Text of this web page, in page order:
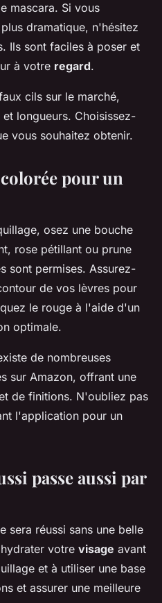
mascara. Si vous
dramatique, n'hésitez
Ils sont faciles à poser et
à votre regard.
cils sur le marché,
longueurs. Choisissez-
vous souhaitez obtenir.
pour un
osez une bouche
rose pétillant ou prune
sont permises. Assurez-
de vos lèvres pour
le rouge à l'aide d'un
optimale.
de nombreuses
sur Amazon, offrant une
de finitions. N'oubliez pas
l'application pour un
passe aussi par
sera réussi sans une belle
votre visage avant
et à utiliser une base
et assurer une meilleure